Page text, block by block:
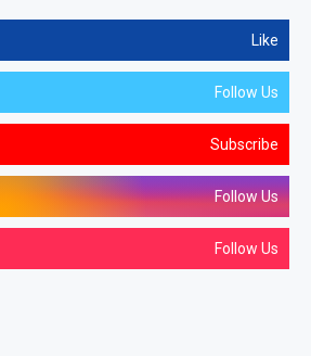
Like
Follow Us
Subscribe
Follow Us
Follow Us